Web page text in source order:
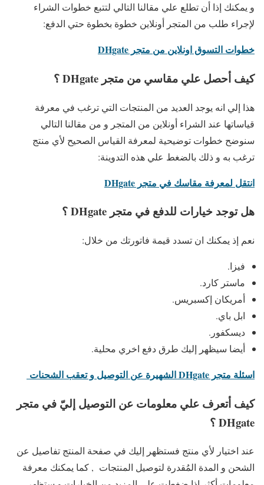
و يمكنك إذا أن تطلع علي مقالنا التالي لتتبع خطوات الشراء
لإجراء طلب من المتجر أونلاين خطوة بخطوة حتي الدفع:
خطوات التسوق اونلاين من متجر DHgate
كيف أحصل علي مقاسي من متجر DHgate ؟
هذا إلي انه يوجد العديد من المنتجات التي ترغب في معرفة
قياساتها عند الشراء أونلاين من المتجر و من مقالنا التالي
سنوضح خطوات توضيحية لمعرفة القياس الصحيح لأي منتج
ترغب به و ذلك بالضغط علي هذه التدوينة:
انتقل لمعرفة مقاسك في متجر DHgate
هل توجد خيارات للدفع في متجر DHgate ؟
نعم إذ يمكنك ان تسدد قيمة فاتورتك من خلال:
فيزا.
ماستر كارد.
أمريكان إكسبريس.
ابل باي.
ديسكفور.
أيضا سيظهر إليك طرق دفع اخري محلية.
اسئلة متجر DHgate الشهيرة عن التوصيل و تعقب الشحنات
كيف أتعرف علي معلومات عن التوصيل إليّ في متجر
DHgate ؟
عند اختيار لأي منتج فستظهر إليك في صفحة المنتج تفاصيل عن
الشحن و المدة المُقدرة لتوصيل المنتجات , كما يمكنك معرفة